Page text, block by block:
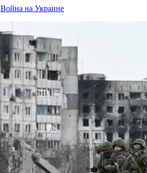
Война на Украине